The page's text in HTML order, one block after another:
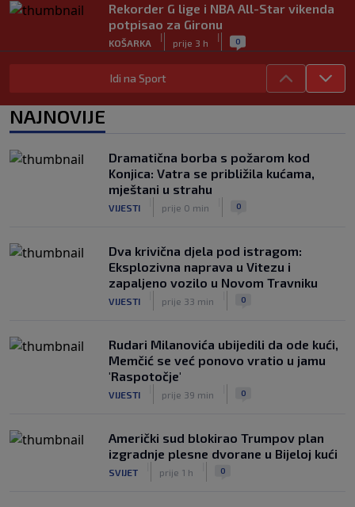
Rekorder G lige i NBA All-Star vikenda
potpisao za Gironu
KOŠARKA
|
prije 3 h
| 0
Ivan Toney optužen za napad u noćnom
klubu u Londonu
NOGOMET prije 3 h
NOGOMET
|
prije 4 h
| 0
Idi na Sport
NAJNOVIJE
Dramatična borba s požarom kod
Konjica: Vatra se približila kućama,
mještani u strahu
VIJESTI prije 0 min 0
Dva krivična djela pod istragom:
Eksplozivna naprava u Vitezu i
zapaljeno vozilo u Novom Travniku
VIJESTI prije 33 min 0
Rudari Milanovića ubijedili da ode kući,
Memčić se već ponovo vratio u jamu
'Raspotočje'
VIJESTI prije 39 min 0
Američki sud blokirao Trumpov plan
izgradnje plesne dvorane u Bijeloj kući
SVIJET prije 1 h 0